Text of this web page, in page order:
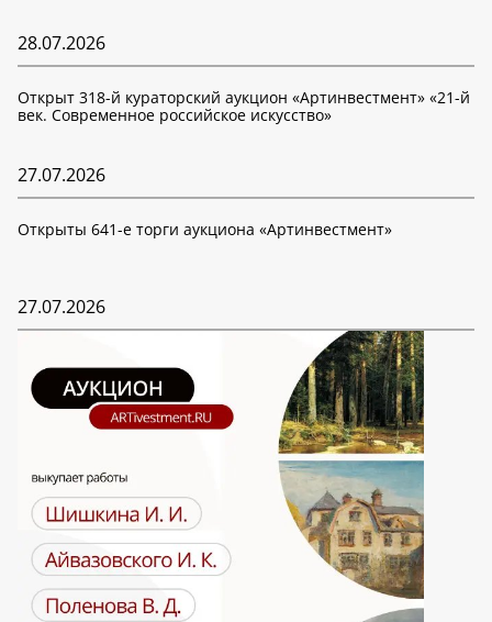
28.07.2026
Открыт 318-й кураторский аукцион «Артинвестмент» «21-й
век. Современное российское искусство»
27.07.2026
Открыты 641-е торги аукциона «Артинвестмент»
27.07.2026